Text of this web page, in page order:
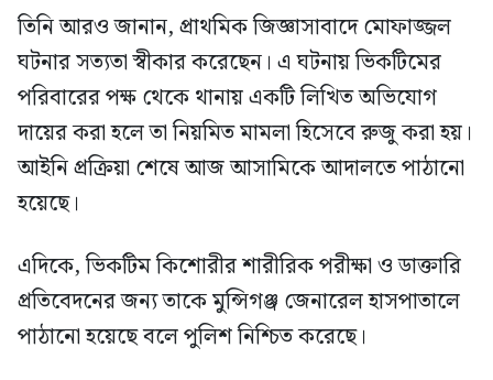
​তিনি আরও জানান, প্রাথমিক জিজ্ঞাসাবাদে মোফাজ্জল
ঘটনার সত্যতা স্বীকার করেছেন। এ ঘটনায় ভিকটিমের
পরিবারের পক্ষ থেকে থানায় একটি লিখিত অভিযোগ
দায়ের করা হলে তা নিয়মিত মামলা হিসেবে রুজু করা হয়।
আইনি প্রক্রিয়া শেষে আজ আসামিকে আদালতে পাঠানো
হয়েছে।
​এদিকে, ভিকটিম কিশোরীর শারীরিক পরীক্ষা ও ডাক্তারি
প্রতিবেদনের জন্য তাকে মুন্সিগঞ্জ জেনারেল হাসপাতালে
পাঠানো হয়েছে বলে পুলিশ নিশ্চিত করেছে।​